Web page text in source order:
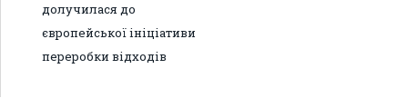
долучилася до
європейської ініціативи
переробки відходів